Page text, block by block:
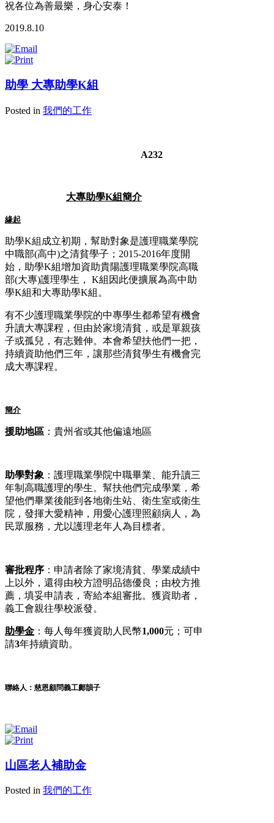
祝各位為善最樂，身心安泰！
2019.8.10
助學 大專助學K組
Posted in 我們的工作
A232
大專助學K組簡介
緣起
助學K組成立初期，幫助對象是護理職業學院
中職部(高中)之清貧學子；2015-2016年度開
始，助學K組增加資助貴陽護理職業學院高職
部(大專)護理學生， K組因此便擴展為高中助
學K組和大專助學K組。
有不少護理職業學院的中專學生都希望有機會
升讀大專課程，但由於家境清貧，或是單親孩
子或孤兒，有志難伸。本會希望扶他們一把，
持續資助他們三年，讓那些清貧學生有機會完
成大專課程。
簡介
援助地區 ：貴州省或其他偏遠地區
助學對象 ：護理職業學院中職畢業、能升讀三
年制高職護理的學生。幫扶他們完成學業，希
望他們畢業後能到各地衛生站、衛生室或衛生
院，發揮大愛精神，用愛心護理照顧病人，為
民眾服務，尤以護理老年人為目標者。
審批程序 ：申請者除了家境清貧、學業成績中
上以外，還得由校方證明品德優良；由校方推
薦，填妥申請表，寄給本組審批。獲資助者，
義工會親往學校派發。
助學金 ：每人每年獲資助人民幣1,000元；可申
請3年持續資助。
聯絡人：慈恩顧問義工鄺韻子
山區老人補助金
Posted in 我們的工作